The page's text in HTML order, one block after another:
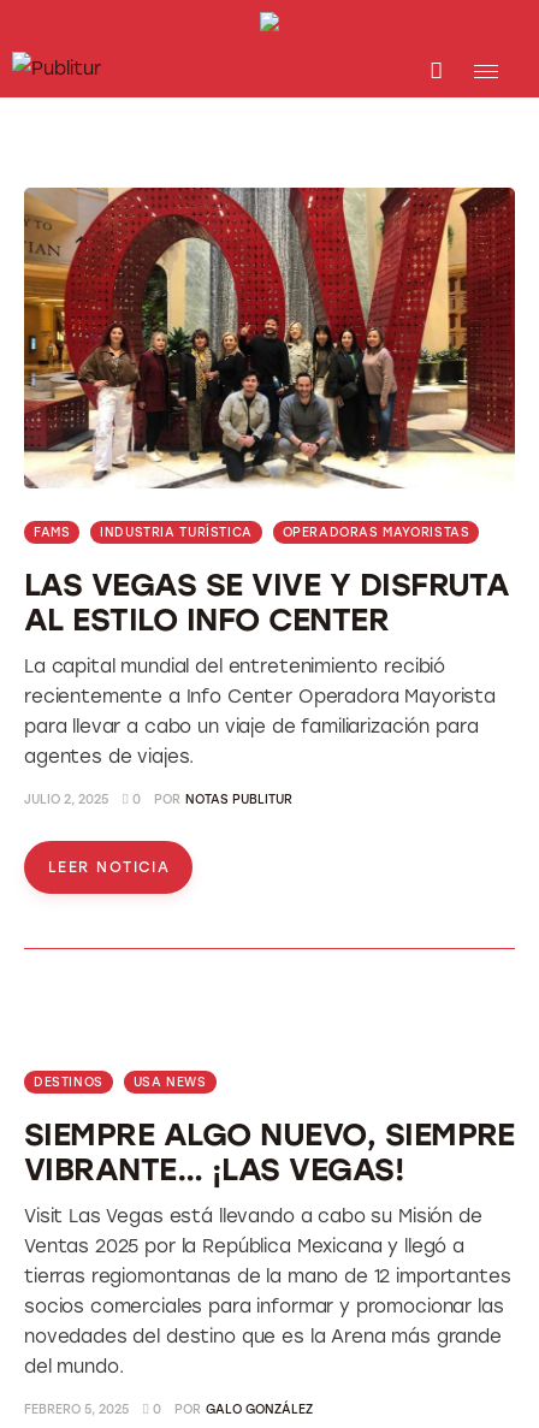
DESTINOS
EVENTOS
TRAINING
ABORDANDO A…
FAMS INDUSTRIA TURÍSTICA OPERADORAS MAYORISTAS
LAS VEGAS SE VIVE Y DISFRUTA
AL ESTILO INFO CENTER
La capital mundial del entretenimiento recibió
recientemente a Info Center Operadora Mayorista
para llevar a cabo un viaje de familiarización para
agentes de viajes.
JULIO 2, 2025 0 POR NOTAS PUBLITUR
LEER NOTICIA
DESTINOS USA NEWS
SIEMPRE ALGO NUEVO, SIEMPRE
VIBRANTE… ¡LAS VEGAS!
Visit Las Vegas está llevando a cabo su Misión de
Ventas 2025 por la República Mexicana y llegó a
tierras regiomontanas de la mano de 12 importantes
socios comerciales para informar y promocionar las
novedades del destino que es la Arena más grande
del mundo.
FEBRERO 5, 2025 0 POR GALO GONZÁLEZ